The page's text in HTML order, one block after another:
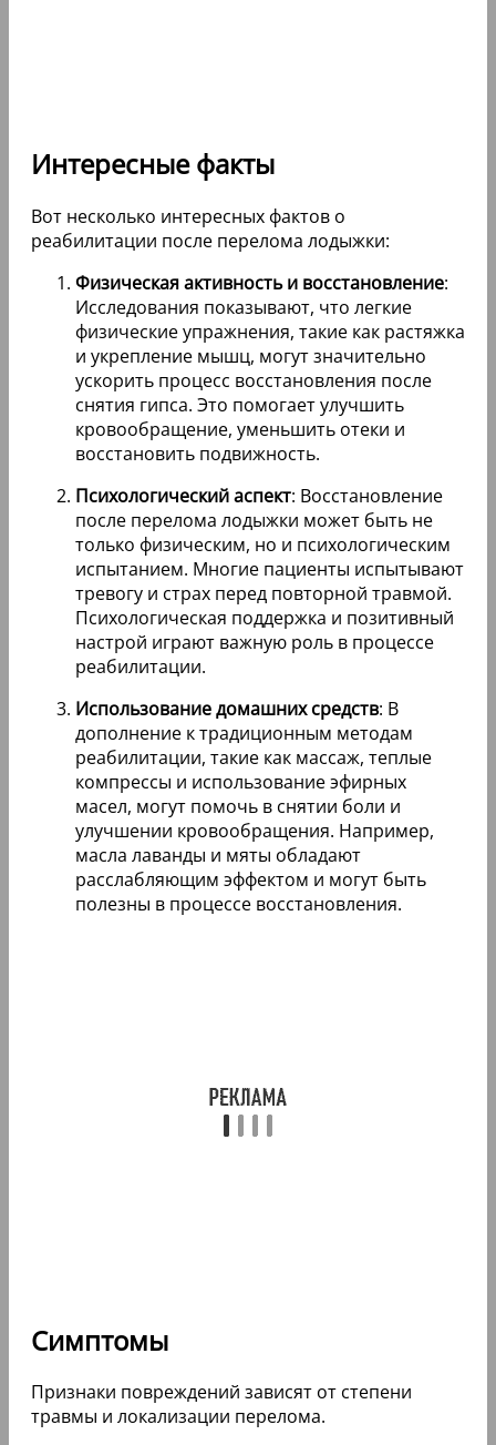
Интересные факты
Вот несколько интересных фактов о
реабилитации после перелома лодыжки:
Физическая активность и восстановление:
Исследования показывают, что легкие
физические упражнения, такие как растяжка
и укрепление мышц, могут значительно
ускорить процесс восстановления после
снятия гипса. Это помогает улучшить
кровообращение, уменьшить отеки и
восстановить подвижность.
Психологический аспект: Восстановление
после перелома лодыжки может быть не
только физическим, но и психологическим
испытанием. Многие пациенты испытывают
тревогу и страх перед повторной травмой.
Психологическая поддержка и позитивный
настрой играют важную роль в процессе
реабилитации.
Использование домашних средств: В
дополнение к традиционным методам
реабилитации, такие как массаж, теплые
компрессы и использование эфирных
масел, могут помочь в снятии боли и
улучшении кровообращения. Например,
масла лаванды и мяты обладают
расслабляющим эффектом и могут быть
полезны в процессе восстановления.
Симптомы
Признаки повреждений зависят от степени
травмы и локализации перелома.